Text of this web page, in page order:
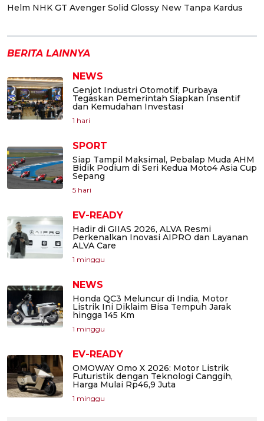
Helm NHK GT Avenger Solid Glossy New Tanpa Kardus
BERITA LAINNYA
NEWS
Genjot Industri Otomotif, Purbaya
Tegaskan Pemerintah Siapkan Insentif
dan Kemudahan Investasi
1 hari
SPORT
Siap Tampil Maksimal, Pebalap Muda AHM
Bidik Podium di Seri Kedua Moto4 Asia Cup
Sepang
5 hari
EV-READY
Hadir di GIIAS 2026, ALVA Resmi
Perkenalkan Inovasi AIPRO dan Layanan
ALVA Care
1 minggu
NEWS
Honda QC3 Meluncur di India, Motor
Listrik Ini Diklaim Bisa Tempuh Jarak
hingga 145 Km
1 minggu
EV-READY
OMOWAY Omo X 2026: Motor Listrik
Futuristik dengan Teknologi Canggih,
Harga Mulai Rp46,9 Juta
1 minggu